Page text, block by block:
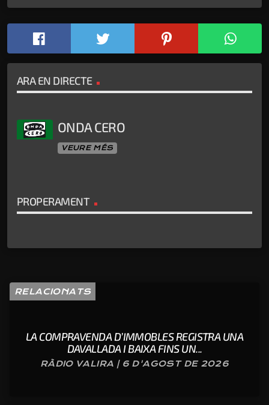
ARA EN DIRECTE
ONDA CERO
VEURE MÉS
PROPERAMENT
RELACIONATS
LA COMPRAVENDA D’IMMOBLES REGISTRA UNA
DAVALLADA I BAIXA FINS UN...
RÀDIO VALIRA | 6 D'AGOST DE 2026